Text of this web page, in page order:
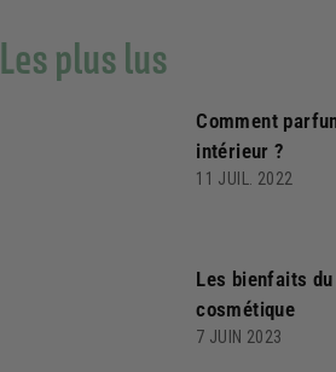
Les plus lus
Comment
intérieur ?
11 JUIL. 2022
Les bienfaits
cosmétique
7 JUIN 2023